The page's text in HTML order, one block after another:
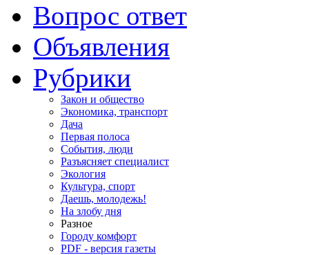
Вопрос ответ
Объявления
Рубрики
Закон и общество
Экономика, транспорт
Дача
Первая полоса
События, люди
Разъясняет специалист
Экология
Культура, спорт
Даешь, молодежь!
На злобу дня
Разное
Городу комфорт
PDF - версия газеты